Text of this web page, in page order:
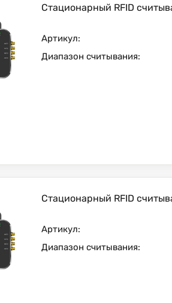
Стационарный RFID
Артикул:
Диапазон считывания:
Стационарный RFID
Артикул:
Диапазон считывания: